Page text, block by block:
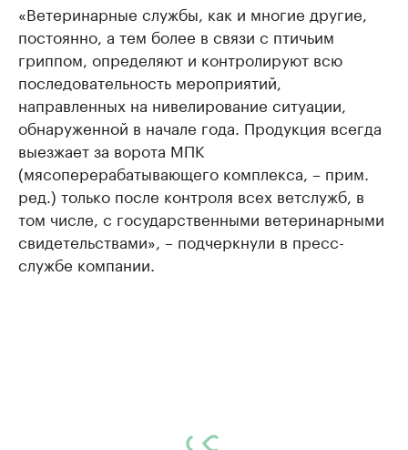
«Ветеринарные службы, как и многие другие,
постоянно, а тем более в связи с птичьим
гриппом, определяют и контролируют всю
последовательность мероприятий,
направленных на нивелирование ситуации,
обнаруженной в начале года. Продукция всегда
выезжает за ворота МПК
(мясоперерабатывающего комплекса, – прим.
ред.) только после контроля всех ветслужб, в
том числе, с государственными ветеринарными
свидетельствами», – подчеркнули в пресс-
службе компании.